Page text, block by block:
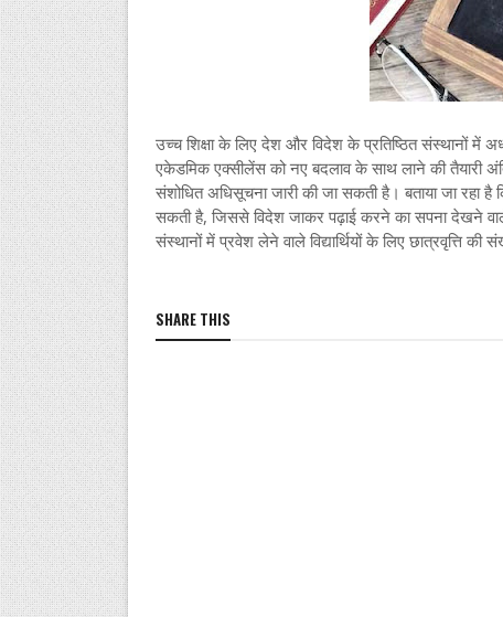
उच्च शिक्षा के लिए देश और विदेश के प्रतिष्ठित संस्थानों में
एकेडमिक एक्सीलेंस को नए बदलाव के साथ लाने की तैयारी
संशोधित अधिसूचना जारी की जा सकती है। बताया जा रहा
सकती है, जिससे विदेश जाकर पढ़ाई करने का सपना देखने वाले
संस्थानों में प्रवेश लेने वाले विद्यार्थियों के लिए छात्रवृत्ति की
SHARE THIS